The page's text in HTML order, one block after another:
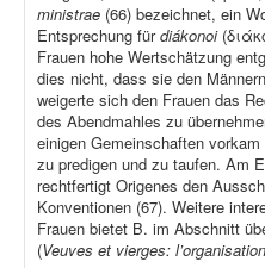
ministrae (66) bezeichnet, ein
Entsprechung fürdiákonoi
Frauen hohe Wertschätzung
dies nicht, dass sie den
weigerte sich den Frauen das
des Abendmahles zu
einigen Gemeinschaften
zu predigen und zu taufen. Am
rechtfertigt Origenes den
Konventionen (67). Weitere
Frauen bietet B. im Abschnitt
(Veuves et vierges: